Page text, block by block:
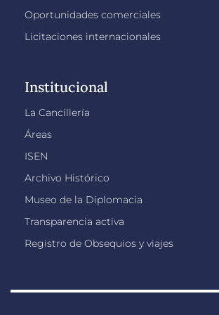
Oportunidades comerciales
Licitaciones internacionales
Institucional
La Cancillería
Áreas
ISEN
Archivo Histórico
Museo de la Diplomacia
Transparencia activa
Registro de Obsequios y viajes